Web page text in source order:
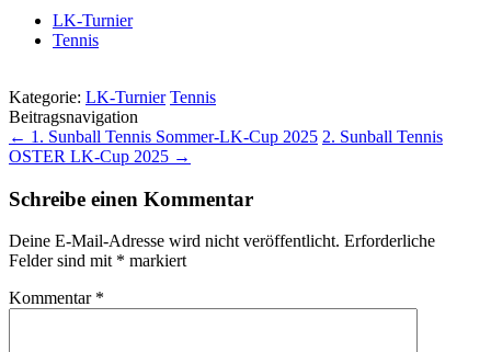
LK-Turnier
Tennis
Kategorie: LK-Turnier Tennis
Beitragsnavigation
← 1. Sunball Tennis Sommer-LK-Cup 2025 2. Sunball Tennis
OSTER LK-Cup 2025 →
Schreibe einen Kommentar
Deine E-Mail-Adresse wird nicht veröffentlicht. Erforderliche
Felder sind mit * markiert
Kommentar *